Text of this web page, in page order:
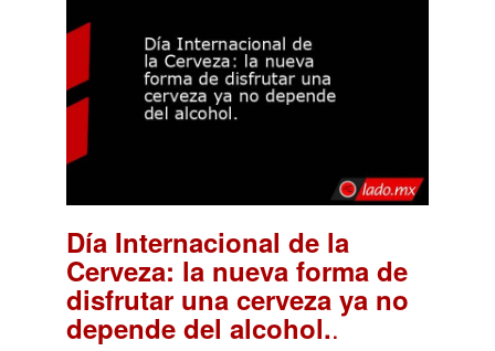
Día Internacional de la
Cerveza: la nueva forma de
disfrutar una cerveza ya no
depende del alcohol..